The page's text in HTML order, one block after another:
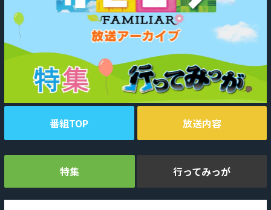
かごしまソロ活
It推しTV
番組表を見る
番組TOP 放送内容
特集 行ってみっが